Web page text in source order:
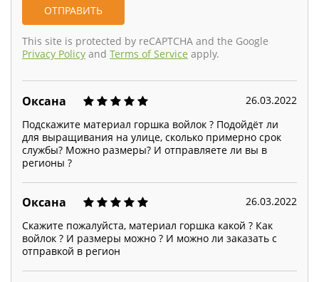
This site is protected by reCAPTCHA and the Google
Privacy Policy and Terms of Service apply.
Оксана
26.03.2022
Подскажите материал горшка войлок ? Подойдёт ли
для выращивания на улице, сколько примерно срок
службы? Можно размеры? И отправляете ли вы в
регионы ?
Оксана
26.03.2022
Скажите пожалуйста, материал горшка какой ? Как
войлок ? И размеры можно ? И можно ли заказать с
отправкой в регион